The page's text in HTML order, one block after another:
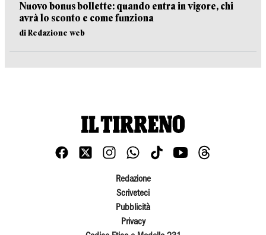
Nuovo bonus bollette: quando entra in vigore, chi
avrà lo sconto e come funziona
di Redazione web
Redazione
Scriveteci
Pubblicità
Privacy